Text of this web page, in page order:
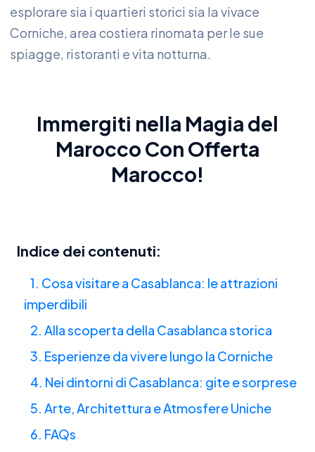
esplorare sia i quartieri storici sia la vivace
Corniche, area costiera rinomata per le sue
spiagge, ristoranti e vita notturna.
Immergiti nella Magia del
Marocco Con Offerta
Marocco!
Indice dei contenuti:
1. Cosa visitare a Casablanca: le attrazioni
imperdibili
2. Alla scoperta della Casablanca storica
3. Esperienze da vivere lungo la Corniche
4. Nei dintorni di Casablanca: gite e sorprese
5. Arte, Architettura e Atmosfere Uniche
6. FAQs